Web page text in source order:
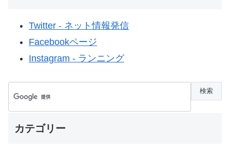
Twitter - ネット情報発信
Facebookページ
Instagram - ランニング
カテゴリー